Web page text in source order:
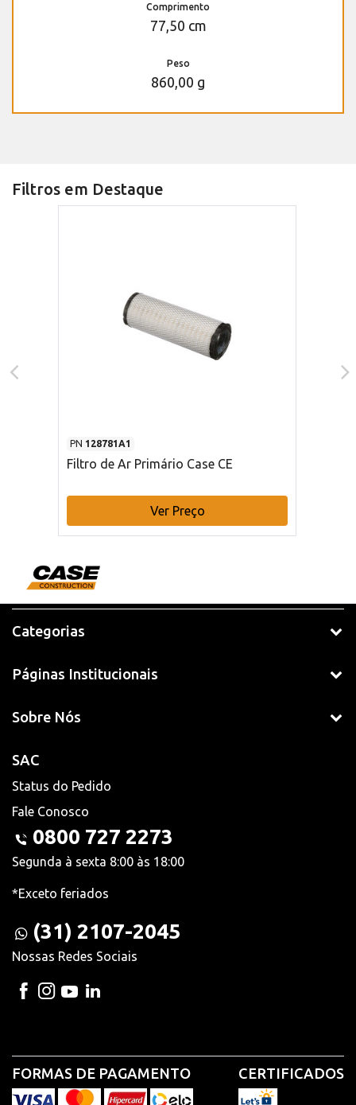
Comprimento
77,50 cm
Peso
860,00 g
Filtros em Destaque
PN 128781A1
Filtro de Ar Primário Case CE
Ver Preço
Categorias
Páginas Institucionais
Sobre Nós
SAC
Status do Pedido
Fale Conosco
0800 727 2273
Segunda à sexta 8:00 às 18:00
*Exceto feriados
(31) 2107-2045
Nossas Redes Sociais
FORMAS DE PAGAMENTO CERTIFICADOS